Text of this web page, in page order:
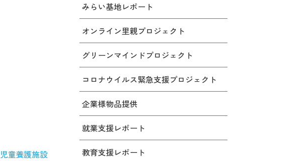
児童養護施設
みらい基地レポート
オンライン里親プロジェクト
グリーンマインドプロジェクト
コロナウイルス緊急支援プロジェクト
企業様物品提供
就業支援レポート
教育支援レポート